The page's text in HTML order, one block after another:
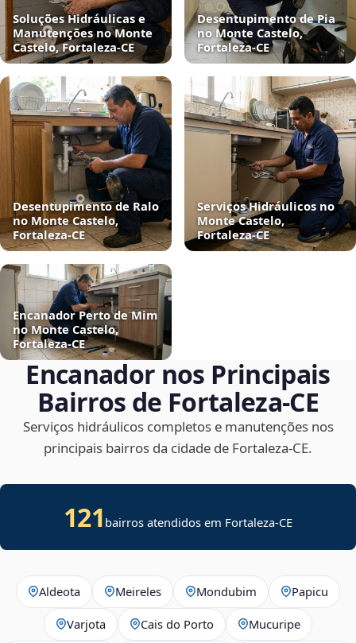
Soluções Hidráulicas e
Manutenções no Monte
Castelo, Fortaleza‑CE
Desentupimento de Pia
no Monte Castelo,
Fortaleza‑CE
Desentupimento de Ralo
no Monte Castelo,
Fortaleza‑CE
Serviços Hidráulicos no
Monte Castelo,
Fortaleza‑CE
Encanador Perto de Mim
no Monte Castelo,
Fortaleza‑CE
Encanador nos Principais
Bairros de Fortaleza‑CE
Serviços hidráulicos completos e manutenções nos
principais bairros da cidade de Fortaleza‑CE.
121 bairros atendidos em Fortaleza-CE
Aldeota Meireles Mondubim Papicu
Varjota Cais do Porto Mucuripe